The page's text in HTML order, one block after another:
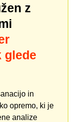
z
glede
in
opremo, ki je
analize